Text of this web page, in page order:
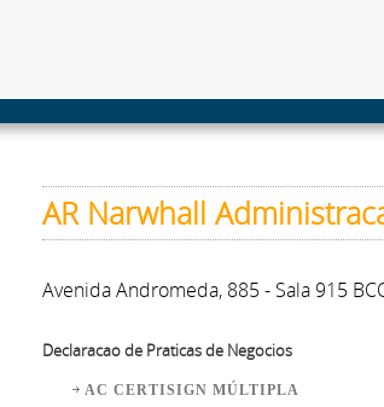
AR Narwhall
Avenida Andromeda, 885 - Sala 915
Declaracao de Praticas de Negocios
AC CERTISIGN MÚLTIPLA